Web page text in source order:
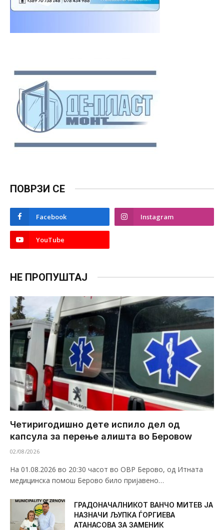
ПОВРЗИ СЕ
Facebook Instagram
YouTube
НЕ ПРОПУШТАЈ
Четиригодишно дете испило дел од
капсула за перење алишта во Беровоw
02/08/2026
На 01.08.2026 во 20:30 часот во ОВР Берово, од Итната
медицинска помош Берово било пријавено…
ГРАДОНАЧАЛНИКОТ ВАНЧО МИТЕВ ЈА
НАЗНАЧИ ЉУПКА ЃОРГИЕВА
АТАНАСОВА ЗА ЗАМЕНИК